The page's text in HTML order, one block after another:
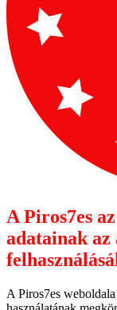
A Piros7es
adatainak
A Piros7es